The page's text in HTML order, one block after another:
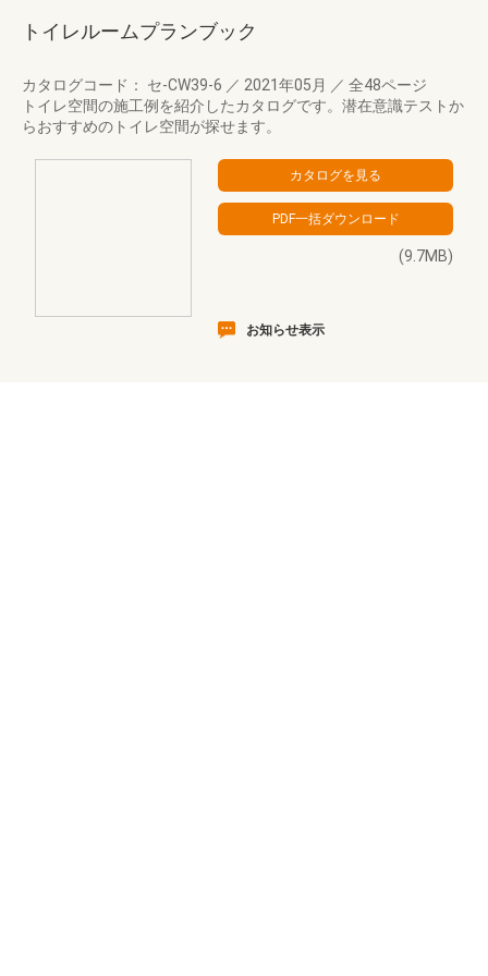
トイレルームプランブック
カタログコード： セ-CW39-6 ／ 2021年05月 ／ 全48ページ
トイレ空間の施工例を紹介したカタログです。潜在意識テストか
らおすすめのトイレ空間が探せます。
(9.7MB)
お知らせ表示